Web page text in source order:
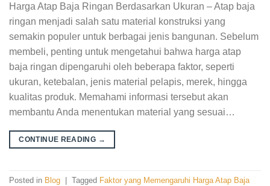
Harga Atap Baja Ringan Berdasarkan Ukuran – Atap baja
ringan menjadi salah satu material konstruksi yang
semakin populer untuk berbagai jenis bangunan. Sebelum
membeli, penting untuk mengetahui bahwa harga atap
baja ringan dipengaruhi oleh beberapa faktor, seperti
ukuran, ketebalan, jenis material pelapis, merek, hingga
kualitas produk. Memahami informasi tersebut akan
membantu Anda menentukan material yang sesuai…
CONTINUE READING →
Posted in Blog Tagged Faktor yang Memengaruhi Harga Atap Baja